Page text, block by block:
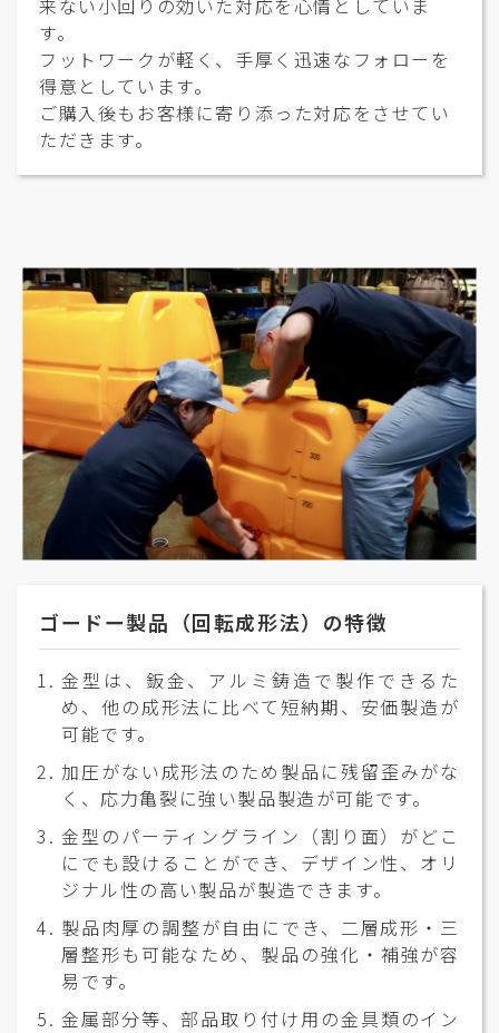
す。
フットワークが軽く、手厚く迅速なフォローを
得意としています。
ご購入後もお客様に寄り添った対応をさせてい
ただきます。
ゴードー製品（回転成形法）の特徴
金型は、鈑金、アルミ鋳造で製作できるた
め、他の成形法に比べて短納期、安価製造が
可能です。
加圧がない成形法のため製品に残留歪みがな
く、応力亀裂に強い製品製造が可能です。
金型のパーティングライン（割り面）がどこ
にでも設けることができ、デザイン性、オリ
ジナル性の高い製品が製造できます。
製品肉厚の調整が自由にでき、二層成形・三
層整形も可能なため、製品の強化・補強が容
易です。
金属部分等、部品取り付け用の金具類のイン